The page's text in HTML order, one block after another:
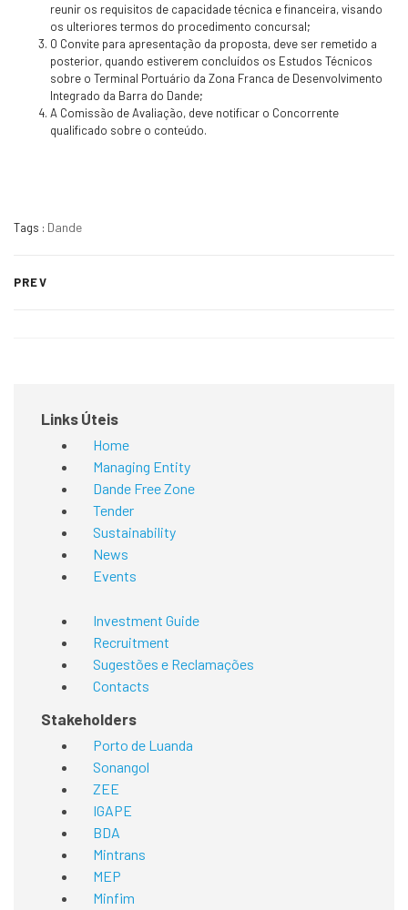
reunir os requisitos de capacidade técnica e financeira, visando
os ulteriores termos do procedimento concursal;
O Convite para apresentação da proposta, deve ser remetido a
posterior, quando estiverem concluídos os Estudos Técnicos
sobre o Terminal Portuário da Zona Franca de Desenvolvimento
Integrado da Barra do Dande;
A Comissão de Avaliação, deve notificar o Concorrente
qualificado sobre o conteúdo.
Tags : Dande
PREV
Links Úteis
Home
Managing Entity
Dande Free Zone
Tender
Sustainability
News
Events
Investment Guide
Recruitment
Sugestões e Reclamações
Contacts
Stakeholders
Porto de Luanda
Sonangol
ZEE
IGAPE
BDA
Mintrans
MEP
Minfim